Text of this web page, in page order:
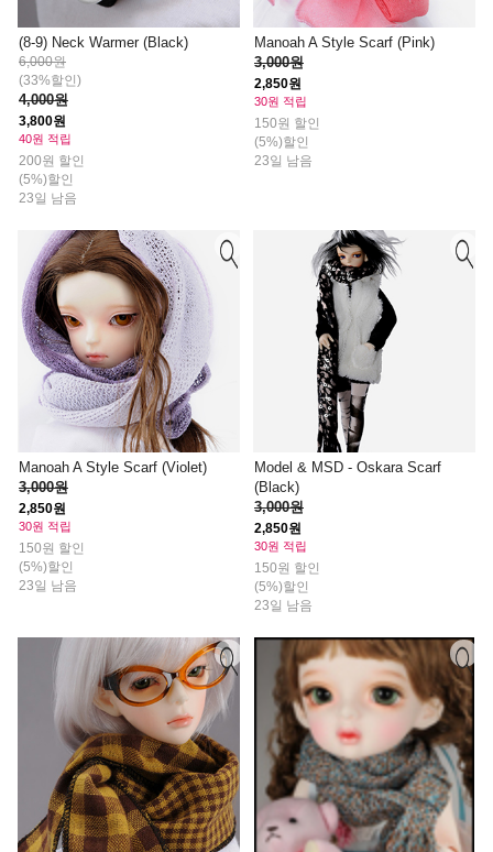
(8-9) Neck Warmer (Black)
6,000원
(33%할인)
4,000원
3,800원
40원 적립
200원 할인
(5%)할인
23일 남음
Manoah A Style Scarf (Pink)
3,000원
2,850원
30원 적립
150원 할인
(5%)할인
23일 남음
Manoah A Style Scarf (Violet)
3,000원
2,850원
30원 적립
150원 할인
(5%)할인
23일 남음
Model & MSD - Oskara Scarf
(Black)
3,000원
2,850원
30원 적립
150원 할인
(5%)할인
23일 남음